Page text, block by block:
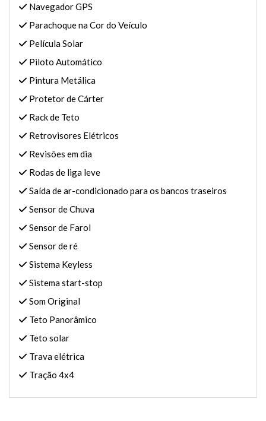
Navegador GPS
Parachoque na Cor do Veículo
Película Solar
Piloto Automático
Pintura Metálica
Protetor de Cárter
Rack de Teto
Retrovisores Elétricos
Revisões em dia
Rodas de liga leve
Saída de ar-condicionado para os bancos traseiros
Sensor de Chuva
Sensor de Farol
Sensor de ré
Sistema Keyless
Sistema start-stop
Som Original
Teto Panorâmico
Teto solar
Trava elétrica
Tração 4x4